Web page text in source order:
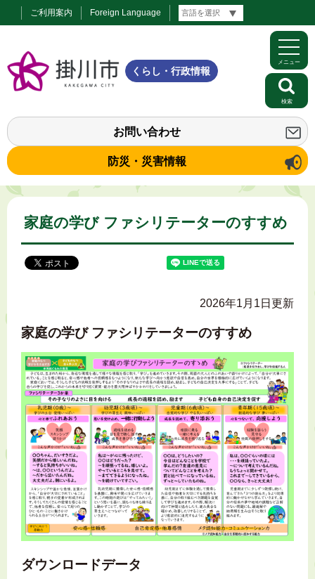
ご利用案内 Foreign Language
くらし・行政情報
お問い合わせ
防災・災害情報
メニュー
検索
家庭の学び ファシリテーターのすすめ
2026年1月1日更新
家庭の学び ファシリテーターのすすめ
ダウンロードデータ